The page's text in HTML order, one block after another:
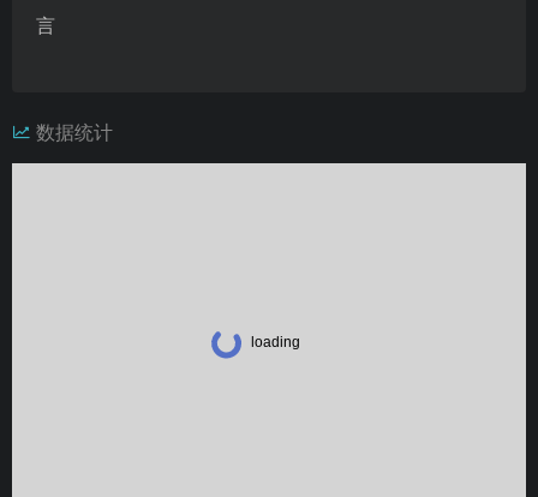
言
数据统计